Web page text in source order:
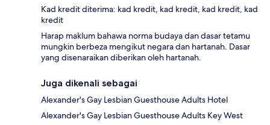
Kad kredit diterima: kad kredit, kad kredit, kad kredit, kad
kredit
Harap maklum bahawa norma budaya dan dasar tetamu
mungkin berbeza mengikut negara dan hartanah. Dasar
yang disenaraikan diberikan oleh hartanah.
Juga dikenali sebagai
Alexander's Gay Lesbian Guesthouse Adults Hotel
Alexander's Gay Lesbian Guesthouse Adults Key West